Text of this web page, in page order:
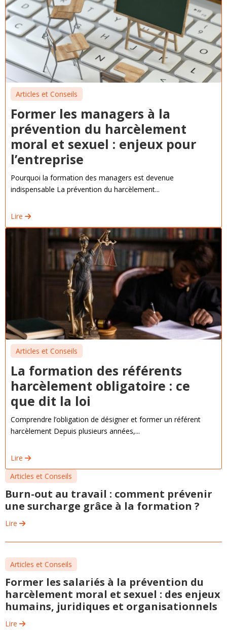
Articles et Conseils
Former les managers à la
prévention du harcèlement
moral et sexuel : enjeux pour
l’entreprise
Pourquoi la formation des managers est devenue
indispensable La prévention du harcèlement...
Lire
Articles et Conseils
La formation des référents
harcèlement obligatoire : ce
que dit la loi
Comprendre l’obligation de désigner et former un référent
harcèlement Depuis plusieurs années,...
Lire
Articles et Conseils
Burn-out au travail : comment prévenir
une surcharge grâce à la formation ?
Lire
Articles et Conseils
Former les salariés à la prévention du
harcèlement moral et sexuel : des enjeux
humains, juridiques et organisationnels
Lire